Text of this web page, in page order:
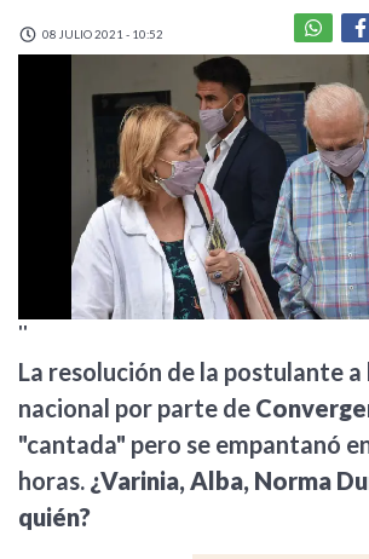
08 JULIO 2021 - 10:52
''
La resolución de la postulante
nacional por parte de
"cantada" pero se empantanó
horas. ¿Varinia, Alba, Norma
quién?